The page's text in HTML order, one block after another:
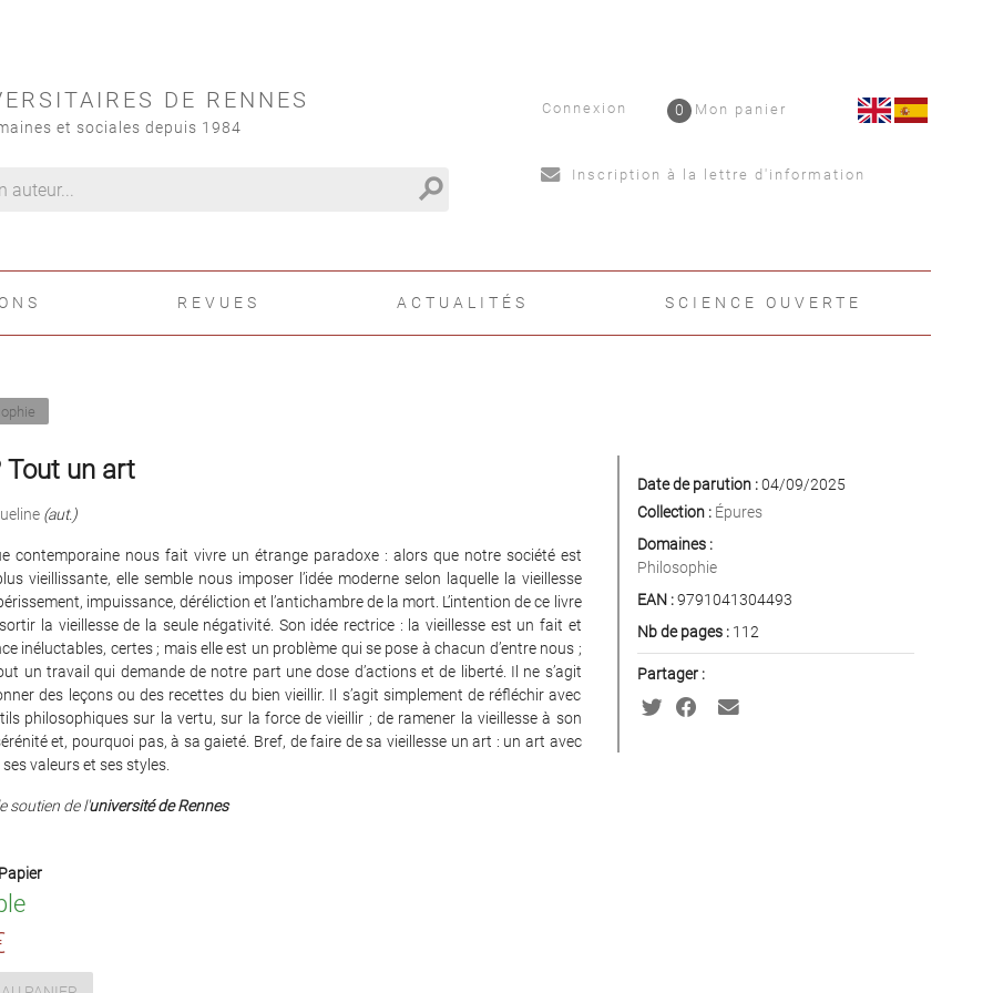
DE RENNES
et sociales depuis 1984
search
Connexion Mon panier
0
Inscription à la lettre d'information
REVUES ACTUALITÉS SCIENCE OUVERTE
Tout un art
(aut.)
contemporaine nous fait vivre un étrange paradoxe : alors que notre société est
vieillissante, elle semble nous imposer l’idée moderne selon laquelle la vieillesse
impuissance, déréliction et l’antichambre de la mort. L’intention de ce livre
la vieillesse de la seule négativité. Son idée rectrice : la vieillesse est un fait et
inéluctables, certes ; mais elle est un problème qui se pose à chacun d’entre nous ;
un travail qui demande de notre part une dose d’actions et de liberté. Il ne s’agit
des leçons ou des recettes du bien vieillir. Il s’agit simplement de réfléchir avec
philosophiques sur la vertu, sur la force de vieillir ; de ramener la vieillesse à son
et, pourquoi pas, à sa gaieté. Bref, de faire de sa vieillesse un art : un art avec
valeurs et ses styles.
soutien de l'université de Rennes
Date de parution :04/09/2025
Collection : Épures
Domaines :
Philosophie
EAN :9791041304493
Nb de pages :112
Partager :